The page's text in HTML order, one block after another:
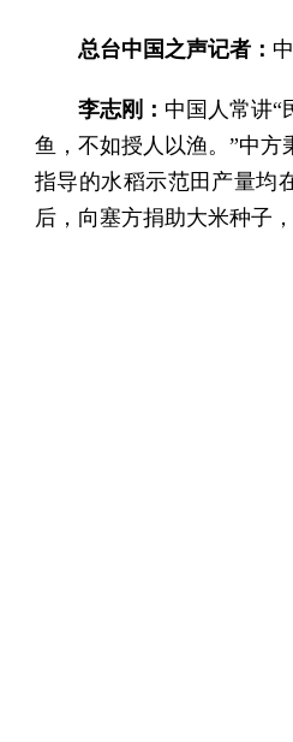
总台中国之声记者：
李志刚： 中国人常讲“
鱼，不如授人以渔。”中
指导的水稻示范田产量均
后，向塞方捐助大米种子